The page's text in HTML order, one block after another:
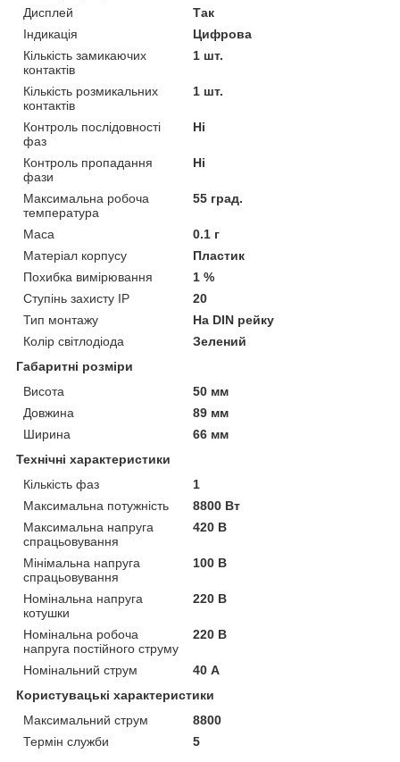
Дисплей
Так
Індикація
Цифрова
Кількість замикаючих
контактів
1 шт.
Кількість розмикальних
контактів
1 шт.
Контроль послідовності
фаз
Ні
Контроль пропадання
фази
Ні
Максимальна робоча
температура
55 град.
Маса
0.1 г
Матеріал корпусу
Пластик
Похибка вимірювання
1 %
Ступінь захисту IP
20
Тип монтажу
На DIN рейку
Колір світлодіода
Зелений
Габаритні розміри
Висота
50 мм
Довжина
89 мм
Ширина
66 мм
Технічні характеристики
Кількість фаз
1
Максимальна потужність
8800 Вт
Максимальна напруга
спрацьовування
420 В
Мінімальна напруга
спрацьовування
100 В
Номінальна напруга
котушки
220 В
Номінальна робоча
напруга постійного струму
220 В
Номінальний струм
40 А
Користувацькi характеристики
Максимальний струм
8800
Термін служби
5